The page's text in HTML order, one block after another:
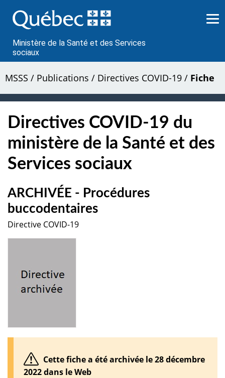
au
contenu
Ministère de la Santé et des Services
sociaux
MSSS / Publications / Directives COVID-19 / Fiche
Directives COVID-19 du
ministère de la Santé et des
Services sociaux
ARCHIVÉE - Procédures
buccodentaires
Directive COVID-19
Cette fiche a été archivée le 28 décembre
2022 dans le Web